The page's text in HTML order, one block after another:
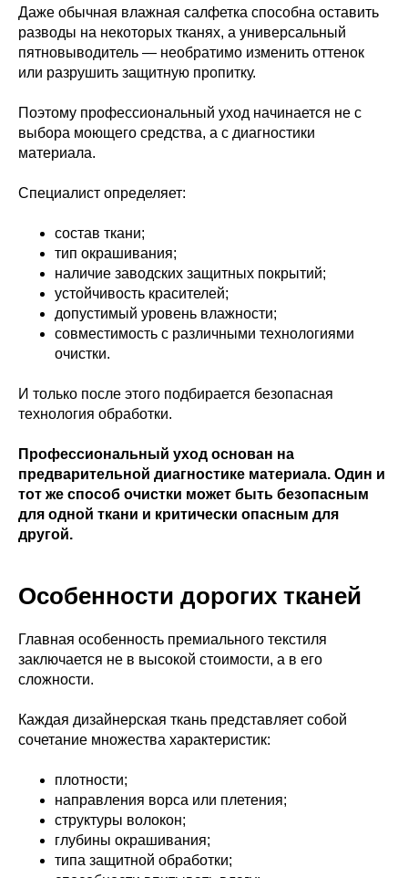
Даже обычная влажная салфетка способна оставить
разводы на некоторых тканях, а универсальный
пятновыводитель — необратимо изменить оттенок
или разрушить защитную пропитку.
Поэтому профессиональный уход начинается не с
выбора моющего средства, а с диагностики
материала.
Специалист определяет:
состав ткани;
тип окрашивания;
наличие заводских защитных покрытий;
устойчивость красителей;
допустимый уровень влажности;
совместимость с различными технологиями
очистки.
И только после этого подбирается безопасная
технология обработки.
Профессиональный уход основан на
предварительной диагностике материала. Один и
тот же способ очистки может быть безопасным
для одной ткани и критически опасным для
другой.
Особенности дорогих тканей
Главная особенность премиального текстиля
заключается не в высокой стоимости, а в его
сложности.
Каждая дизайнерская ткань представляет собой
сочетание множества характеристик:
плотности;
направления ворса или плетения;
структуры волокон;
глубины окрашивания;
типа защитной обработки;